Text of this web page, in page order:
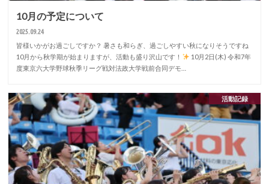
10月の予定について
2025.09.24
皆様いかがお過ごしですか？ 暑さも和らぎ、過ごしやすい秋になりそうですね
10月から秋学期が始まりますが、活動も盛り沢山です！
10月2日(木) 令和7年
度東京六大学野球秋季リーグ戦対法政大学戦前合同デモ…
活動記録